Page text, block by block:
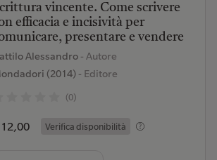
vincente. Come scrivere
efficacia e incisività per
presentare e vendere
Alessandro - Autore
(2014)- Editore
(0)
Verifica disponibilità